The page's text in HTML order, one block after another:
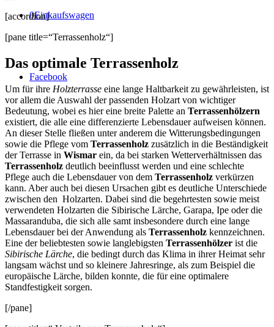
0Einkaufswagen
Facebook
[accordion]
[pane title=“Terrassenholz“]
Das optimale Terrassenholz
Um für ihre Holzterrasse eine lange Haltbarkeit zu gewährleisten, ist
vor allem die Auswahl der passenden Holzart von wichtiger
Bedeutung, wobei es hier eine breite Palette an Terrassenhölzern
existiert, die alle eine differenzierte Lebensdauer aufweisen können.
An dieser Stelle fließen unter anderem die Witterungsbedingungen
sowie die Pflege vom Terrassenholz zusätzlich in die Beständigkeit
der Terrasse in Wismar ein, da bei starken Wetterverhältnissen das
Terrassenholz deutlich beeinflusst werden und eine schlechte
Pflege auch die Lebensdauer von dem Terrassenholz verkürzen
kann. Aber auch bei diesen Ursachen gibt es deutliche Unterschiede
zwischen den Holzarten. Dabei sind die begehrtesten sowie meist
verwendeten Holzarten die Sibirische Lärche, Garapa, Ipe oder die
Massaranduba, die sich alle samt insbesondere durch eine lange
Lebensdauer bei der Anwendung als Terrassenholz kennzeichnen.
Eine der beliebtesten sowie langlebigsten Terrassenhölzer ist die
Sibirische Lärche, die bedingt durch das Klima in ihrer Heimat sehr
langsam wächst und so kleinere Jahresringe, als zum Beispiel die
europäische Lärche, bilden konnte, die für eine optimalere
Standfestigkeit sorgen.
[/pane]